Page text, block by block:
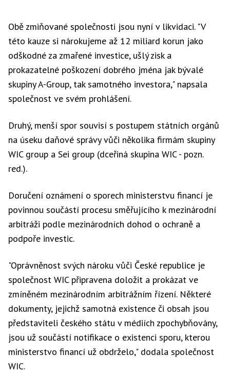
Obě zmiňované společnosti jsou nyní v likvidaci. "V
této kauze si nárokujeme až 12 miliard korun jako
odškodné za zmařené investice, ušlý zisk a
prokazatelné poškození dobrého jména jak bývalé
skupiny A-Group, tak samotného investora," napsala
společnost ve svém prohlášení.
Druhý, menší spor souvisí s postupem státních orgánů
na úseku daňové správy vůči několika firmám skupiny
WIC group a Sei group (dceřiná skupina WIC - pozn.
red.).
Doručení oznámení o sporech ministerstvu financí je
povinnou součástí procesu směřujícího k mezinárodní
arbitráži podle mezinárodních dohod o ochraně a
podpoře investic.
"Oprávněnost svých nároku vůči České republice je
společnost WIC připravena doložit a prokázat ve
zmíněném mezinárodním arbitrážním řízení. Některé
dokumenty, jejichž samotná existence či obsah jsou
představiteli českého státu v médiích zpochybňovány,
jsou už součástí notifikace o existenci sporu, kterou
ministerstvo financí už obdrželo," dodala společnost
WIC.